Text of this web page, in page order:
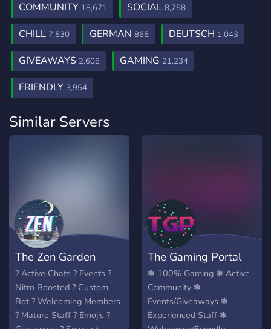
COMMUNITY 18,671 SOCIAL 8,758
CHILL 7,530 GERMAN 865 DEUTSCH 1,043
GIVEAWAYS 2,608 GAMING 21,234
FRIENDLY 3,954
Similar Servers
The Zen Garden
? Active Chats ? Events ?
Nitro Boosted ? Custom
Bot ? Welcoming Members
? Mature Staff ? Emojis ?
The Gaming Portal
❃ 100% Gaming ❃ Active
Community ❃
Events/Giveaways ❃
Experienced Staff ❃